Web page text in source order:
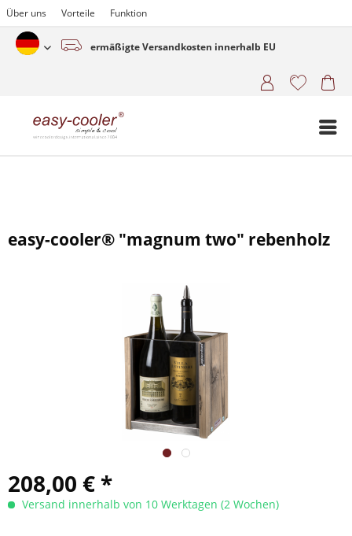
Über uns Vorteile Funktion
Deutsch (www.easy-cooler.com)
ermäßigte Versandkosten innerhalb EU
easy-cooler® "magnum two" rebenholz
208,00 € *
Versand innerhalb von 10 Werktagen (2 Wochen)